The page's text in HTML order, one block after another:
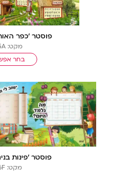
פוסטר ‘כפר
מקט: 1085A
בחר
פוסטר ‘פינות
מקט: 1056F